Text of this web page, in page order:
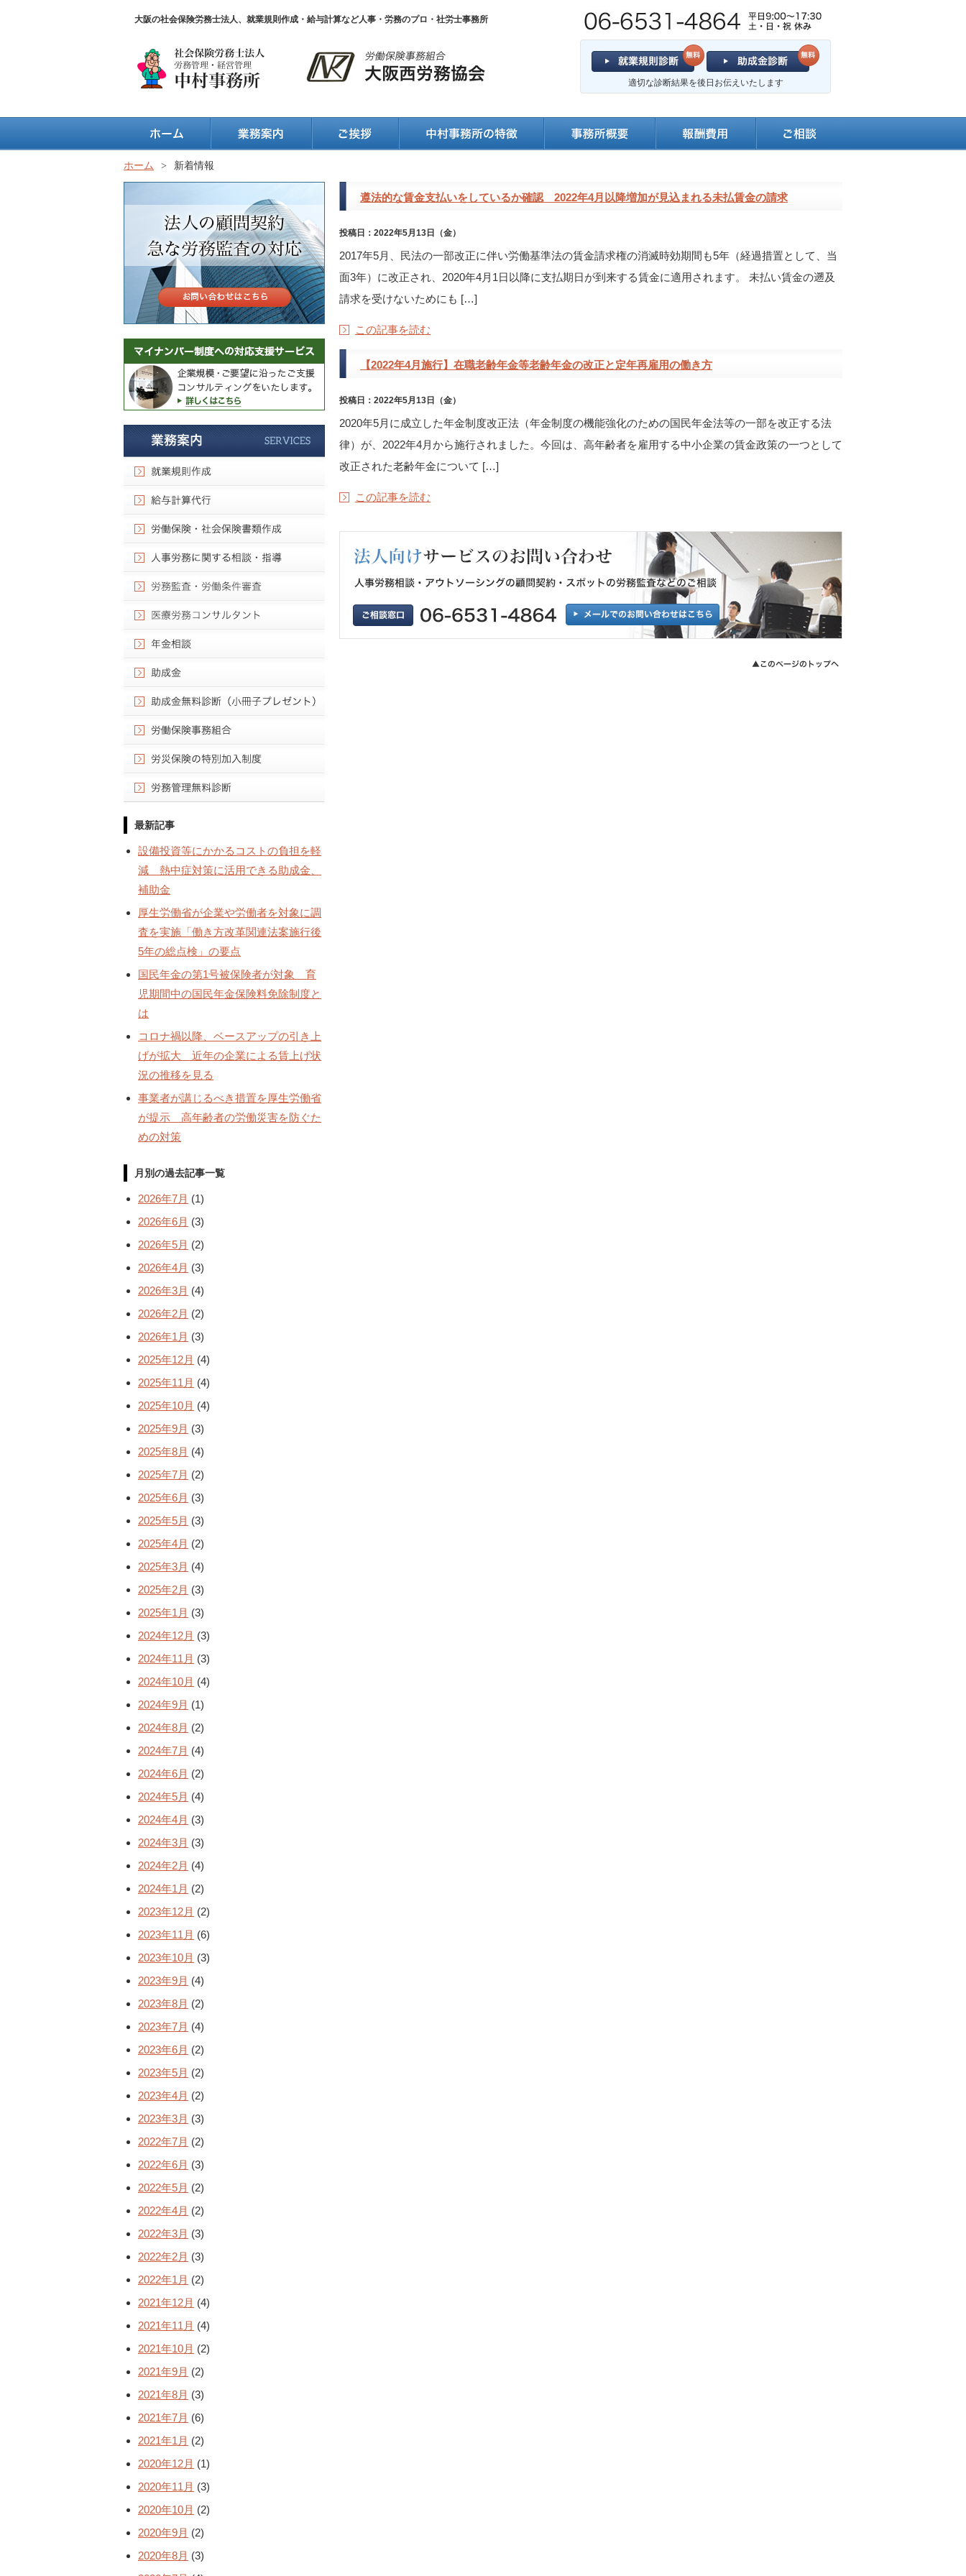
大阪の社会保険労務士法人、就業規則作成・給与計算など人事・労務のプロ・社労士事務所
適切な診断結果を後日お伝えいたします
ホーム > 新着情報
遵法的な賃金支払いをしているか確認 2022年4月以降増加が見込まれる未払賃金の請求
投稿日：2022年5月13日（金）
2017年5月、民法の一部改正に伴い労働基準法の賃金請求権の消滅時効期間も5年（経過措置として、当
面3年）に改正され、2020年4月1日以降に支払期日が到来する賃金に適用されます。 未払い賃金の遡及
請求を受けないためにも […]
この記事を読む
【2022年4月施行】在職老齢年金等老齢年金の改正と定年再雇用の働き方
投稿日：2022年5月13日（金）
2020年5月に成立した年金制度改正法（年金制度の機能強化のための国民年金法等の一部を改正する法
律）が、2022年4月から施行されました。今回は、高年齢者を雇用する中小企業の賃金政策の一つとして
改正された老齢年金について […]
この記事を読む
最新記事
設備投資等にかかるコストの負担を軽
減 熱中症対策に活用できる助成金、
補助金
厚生労働省が企業や労働者を対象に調
査を実施「働き方改革関連法案施行後
5年の総点検」の要点
国民年金の第1号被保険者が対象 育
児期間中の国民年金保険料免除制度と
は
コロナ禍以降、ベースアップの引き上
げが拡大 近年の企業による賃上げ状
況の推移を見る
事業者が講じるべき措置を厚生労働省
が提示 高年齢者の労働災害を防ぐた
めの対策
月別の過去記事一覧
2026年7月 (1)
2026年6月 (3)
2026年5月 (2)
2026年4月 (3)
2026年3月 (4)
2026年2月 (2)
2026年1月 (3)
2025年12月 (4)
2025年11月 (4)
2025年10月 (4)
2025年9月 (3)
2025年8月 (4)
2025年7月 (2)
2025年6月 (3)
2025年5月 (3)
2025年4月 (2)
2025年3月 (4)
2025年2月 (3)
2025年1月 (3)
2024年12月 (3)
2024年11月 (3)
2024年10月 (4)
2024年9月 (1)
2024年8月 (2)
2024年7月 (4)
2024年6月 (2)
2024年5月 (4)
2024年4月 (3)
2024年3月 (3)
2024年2月 (4)
2024年1月 (2)
2023年12月 (2)
2023年11月 (6)
2023年10月 (3)
2023年9月 (4)
2023年8月 (2)
2023年7月 (4)
2023年6月 (2)
2023年5月 (2)
2023年4月 (2)
2023年3月 (3)
2022年7月 (2)
2022年6月 (3)
2022年5月 (2)
2022年4月 (2)
2022年3月 (3)
2022年2月 (3)
2022年1月 (2)
2021年12月 (4)
2021年11月 (4)
2021年10月 (2)
2021年9月 (2)
2021年8月 (3)
2021年7月 (6)
2021年1月 (2)
2020年12月 (1)
2020年11月 (3)
2020年10月 (2)
2020年9月 (2)
2020年8月 (3)